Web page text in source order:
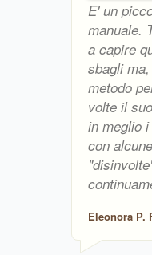
E' un
manuale.
a capire
sbagli
metodo
volte il
in meglio
con
Eleonora P.